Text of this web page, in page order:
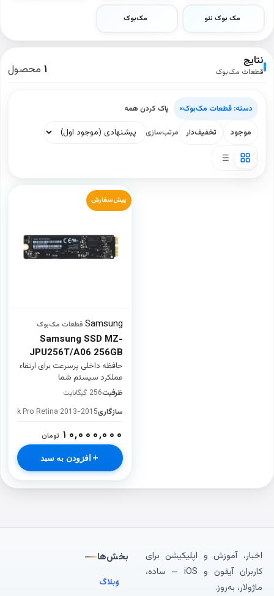
مک بوک نئو مک‌بوک
نتایج
قطعات مک‌بوک ۱ محصول
دسته: قطعات مک‌بوک×
پاک کردن همه
موجود
تخفیف‌دار مرتب‌سازی
پیش‌سفارش
Samsung
·قطعات مک‌بوک
Samsung SSD MZ-
JPU256T/A06 256GB
حافظه داخلی پرسرعت برای ارتقاء
عملکرد سیستم شما
ظرفیت256 گیگابایت
سازگاریPro Retina 2013-2015
۱۰,۰۰۰,۰۰۰ تومان
افزودن به سبد
اخبار، آموزش و اپلیکیشن برای
کاربران آیفون و iOS — ساده،
ماژولار، به‌روز.
بخش‌ها
وبلاگ